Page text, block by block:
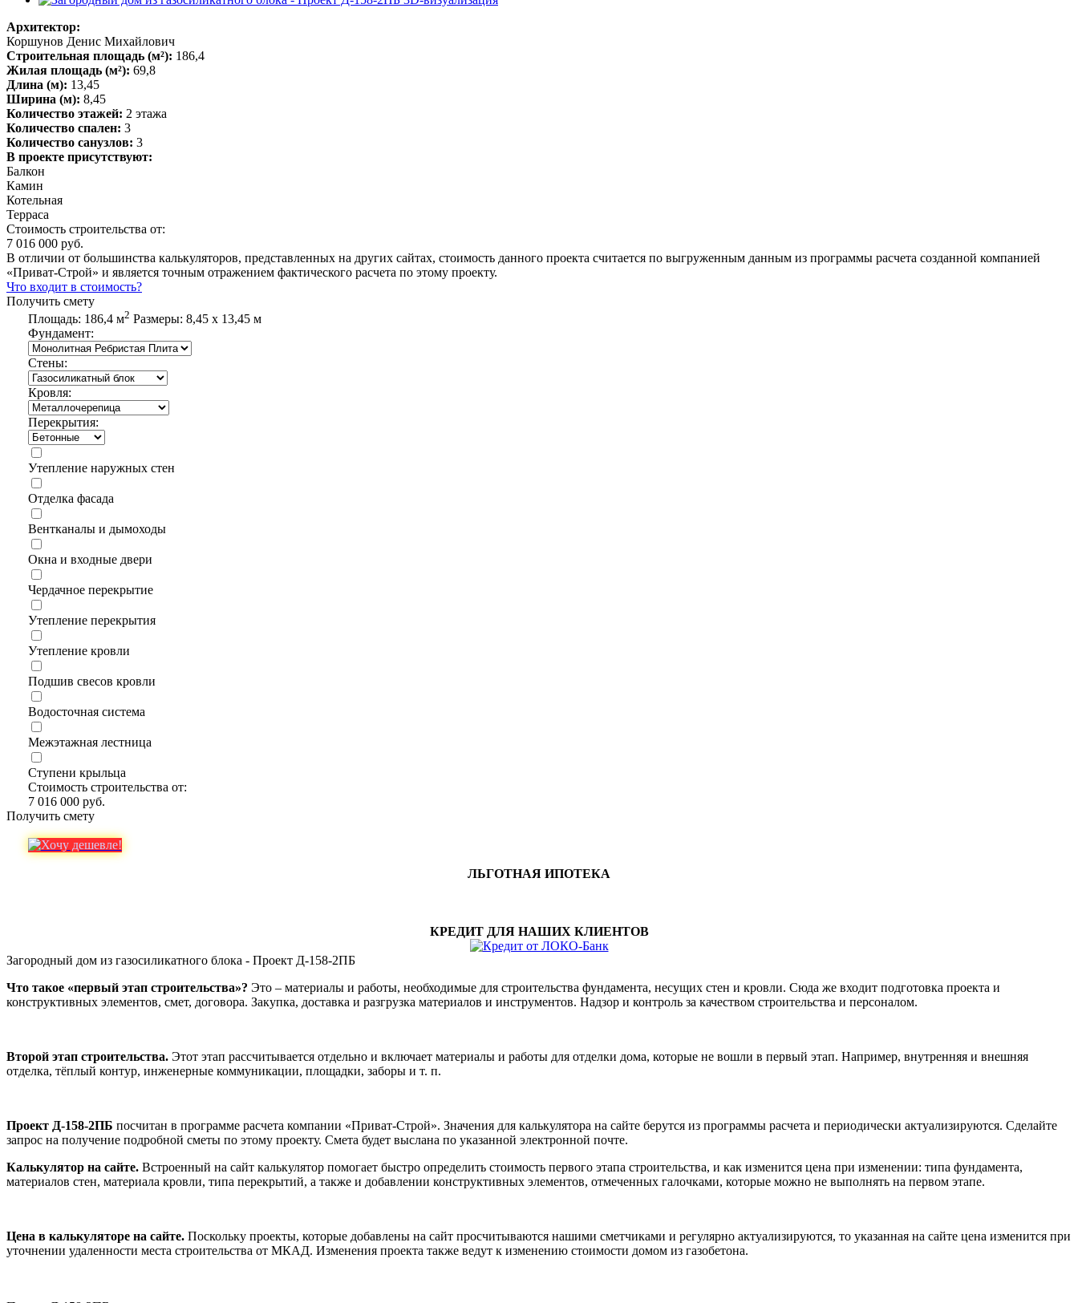
Архитектор:
Коршунов Денис Михайлович
Строительная площадь (м²): 186,4
Жилая площадь (м²): 69,8
Длина (м): 13,45
Ширина (м): 8,45
Количество этажей: 2 этажа
Количество спален: 3
Количество санузлов: 3
В проекте присутствуют:
Балкон
Камин
Котельная
Терраса
Стоимость строительства от:
7 016 000 руб.
В отличии от большинства калькуляторов, представленных на других сайтах, стоимость данного проекта считается по выгруженным данным из программы расчета созданной компанией
«Приват-Строй» и является точным отражением фактического расчета по этому проекту.
Что входит в стоимость?
Получить смету
Площадь: 186,4 м2 Размеры: 8,45 х 13,45 м
Фундамент:
Стены:
Кровля:
Перекрытия:
Утепление наружных стен
Отделка фасада
Вентканалы и дымоходы
Окна и входные двери
Чердачное перекрытие
Утепление перекрытия
Утепление кровли
Подшив свесов кровли
Водосточная система
Межэтажная лестница
Ступени крыльца
Стоимость строительства от:
7 016 000 руб.
Получить смету
ЛЬГОТНАЯ ИПОТЕКА
КРЕДИТ ДЛЯ НАШИХ КЛИЕНТОВ
Загородный дом из газосиликатного блока - Проект Д-158-2ПБ
Что такое «первый этап строительства»? Это – материалы и работы, необходимые для строительства фундамента, несущих стен и кровли. Сюда же входит подготовка проекта и
конструктивных элементов, смет, договора. Закупка, доставка и разгрузка материалов и инструментов. Надзор и контроль за качеством строительства и персоналом.
Второй этап строительства. Этот этап рассчитывается отдельно и включает материалы и работы для отделки дома, которые не вошли в первый этап. Например, внутренняя и внешняя
отделка, тёплый контур, инженерные коммуникации, площадки, заборы и т. п.
Проект Д-158-2ПБ посчитан в программе расчета компании «Приват-Строй». Значения для калькулятора на сайте берутся из программы расчета и периодически актуализируются. Сделайте
запрос на получение подробной сметы по этому проекту. Смета будет выслана по указанной электронной почте.
Калькулятор на сайте. Встроенный на сайт калькулятор помогает быстро определить стоимость первого этапа строительства, и как изменится цена при изменении: типа фундамента,
материалов стен, материала кровли, типа перекрытий, а также и добавлении конструктивных элементов, отмеченных галочками, которые можно не выполнять на первом этапе.
Цена в калькуляторе на сайте. Поскольку проекты, которые добавлены на сайт просчитываются нашими сметчиками и регулярно актуализируются, то указанная на сайте цена изменится при
уточнении удаленности места строительства от МКАД. Изменения проекта также ведут к изменению стоимости домом из газобетона.